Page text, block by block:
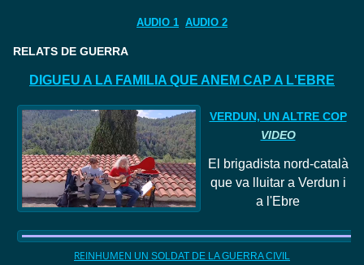
AUDIO 1 AUDIO 2
RELATS DE GUERRA
DIGUEU A LA FAMILIA QUE ANEM CAP A L'EBRE
VERDUN, UN ALTRE COP
VIDEO
El brigadista nord-català
que va lluitar a Verdun i
a l'Ebre
REINHUMEN UN SOLDAT DE LA GUERRA CIVIL